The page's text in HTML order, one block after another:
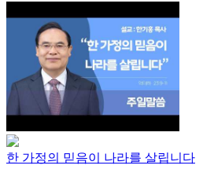
한 가정의 믿음이 나라를 살립니다